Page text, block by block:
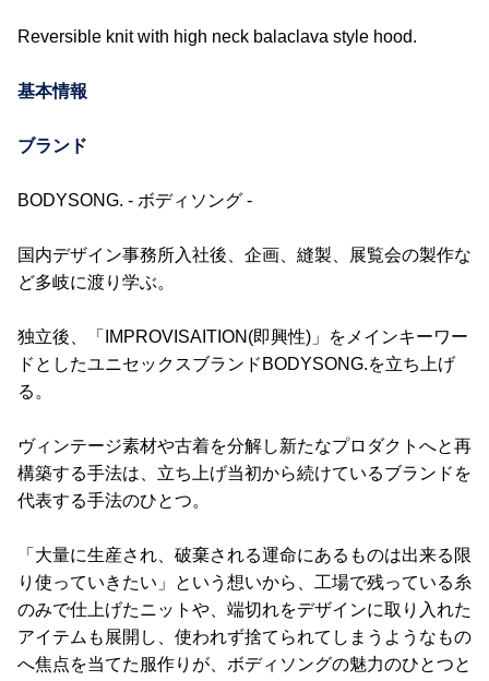
Reversible knit with high neck balaclava style hood.
基本情報
ブランド
BODYSONG. - ボディソング -
国内デザイン事務所入社後、企画、縫製、展覧会の製作な
ど多岐に渡り学ぶ。
独立後、「IMPROVISAITION(即興性)」をメインキーワー
ドとしたユニセックスブランドBODYSONG.を立ち上げ
る。
ヴィンテージ素材や古着を分解し新たなプロダクトへと再
構築する手法は、立ち上げ当初から続けているブランドを
代表する手法のひとつ。
「大量に生産され、破棄される運命にあるものは出来る限
り使っていきたい」という想いから、工場で残っている糸
のみで仕上げたニットや、端切れをデザインに取り入れた
アイテムも展開し、使われず捨てられてしまうようなもの
へ焦点を当てた服作りが、ボディソングの魅力のひとつと